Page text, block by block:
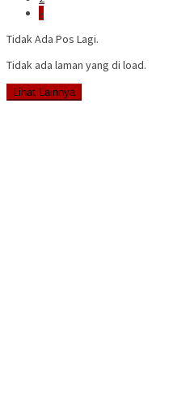
»
Tidak Ada Pos Lagi.
Tidak ada laman yang di load.
Lihat Lainnya